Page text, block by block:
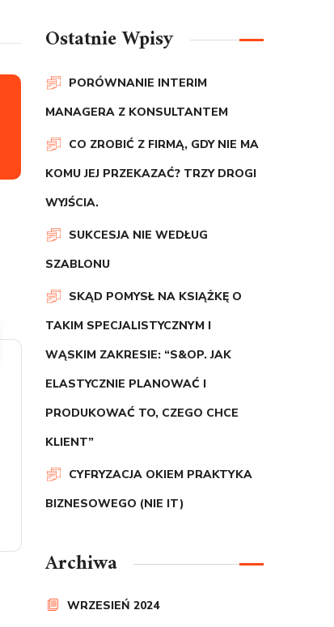
Ostatnie Wpisy
PORÓWNANIE INTERIM
MANAGERA Z KONSULTANTEM
CO ZROBIĆ Z FIRMĄ, GDY NIE MA
KOMU JEJ PRZEKAZAĆ? TRZY DROGI
WYJŚCIA.
SUKCESJA NIE WEDŁUG
SZABLONU
SKĄD POMYSŁ NA KSIĄŻKĘ O
TAKIM SPECJALISTYCZNYM I
WĄSKIM ZAKRESIE: “S&OP. JAK
ELASTYCZNIE PLANOWAĆ I
PRODUKOWAĆ TO, CZEGO CHCE
KLIENT”
CYFRYZACJA OKIEM PRAKTYKA
BIZNESOWEGO (NIE IT)
Archiwa
WRZESIEŃ 2024